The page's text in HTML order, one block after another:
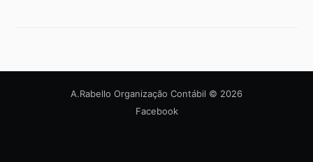
A.Rabello Organização Contábil © 2026
Facebook